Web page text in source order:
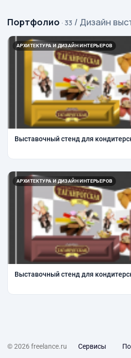
Портфолио · 33 / Дизайн
АРХИТЕКТУРА И ДИЗАЙН ИНТЕРЬЕРОВ
Выставочный стенд для
АРХИТЕКТУРА И ДИЗАЙН ИНТЕРЬЕРОВ
Выставочный стенд для
© 2026 freelance.ru Сервисы